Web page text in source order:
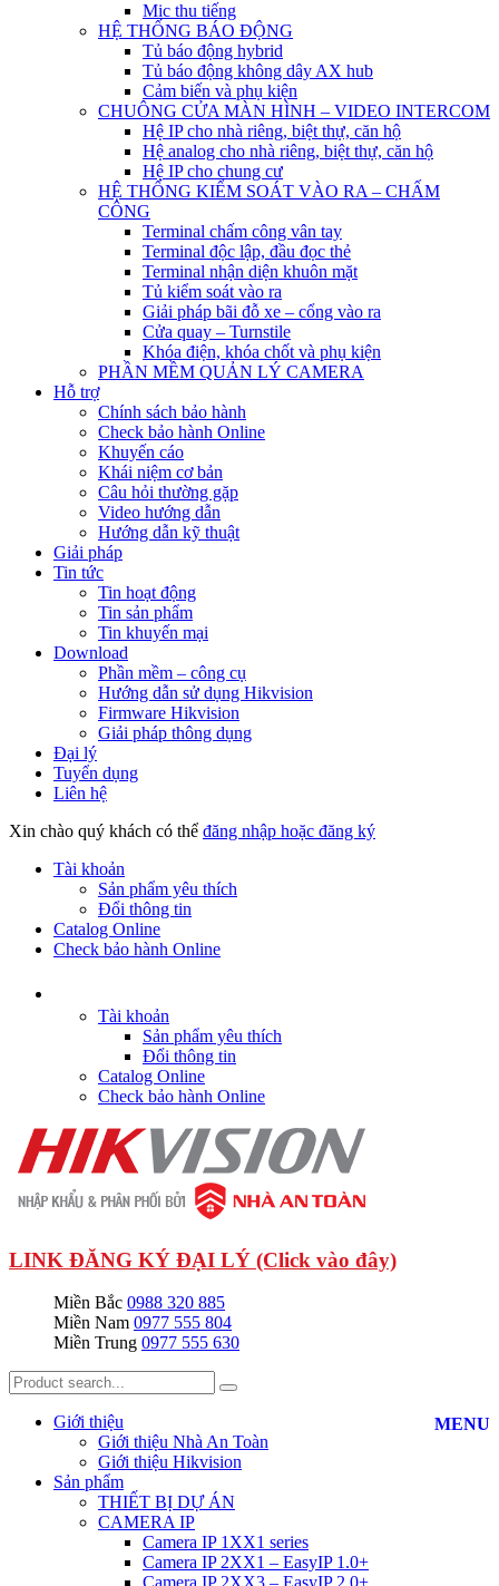
Mic thu tiếng
HỆ THỐNG BÁO ĐỘNG
Tủ báo động hybrid
Tủ báo động không dây AX hub
Cảm biến và phụ kiện
CHUÔNG CỬA MÀN HÌNH – VIDEO INTERCOM
Hệ IP cho nhà riêng, biệt thự, căn hộ
Hệ analog cho nhà riêng, biệt thự, căn hộ
Hệ IP cho chung cư
HỆ THỐNG KIỂM SOÁT VÀO RA – CHẤM
CÔNG
Terminal chấm công vân tay
Terminal độc lập, đầu đọc thẻ
Terminal nhận diện khuôn mặt
Tủ kiểm soát vào ra
Giải pháp bãi đỗ xe – cổng vào ra
Cửa quay – Turnstile
Khóa điện, khóa chốt và phụ kiện
PHẦN MỀM QUẢN LÝ CAMERA
Hỗ trợ
Chính sách bảo hành
Check bảo hành Online
Khuyến cáo
Khái niệm cơ bản
Câu hỏi thường gặp
Video hướng dẫn
Hướng dẫn kỹ thuật
Giải pháp
Tin tức
Tin hoạt động
Tin sản phẩm
Tin khuyến mại
Download
Phần mềm – công cụ
Hướng dẫn sử dụng Hikvision
Firmware Hikvision
Giải pháp thông dụng
Đại lý
Tuyển dụng
Liên hệ
Xin chào quý khách có thể đăng nhập hoặc đăng ký
Tài khoản
Sản phẩm yêu thích
Đổi thông tin
Catalog Online
Check bảo hành Online
Tài khoản
Sản phẩm yêu thích
Đổi thông tin
Catalog Online
Check bảo hành Online
LINK ĐĂNG KÝ ĐẠI LÝ (Click vào đây)
Miền Bắc 0988 320 885
Miền Nam 0977 555 804
Miền Trung 0977 555 630
MENU
Giới thiệu
Giới thiệu Nhà An Toàn
Giới thiệu Hikvision
Sản phẩm
THIẾT BỊ DỰ ÁN
CAMERA IP
Camera IP 1XX1 series
Camera IP 2XX1 – EasyIP 1.0+